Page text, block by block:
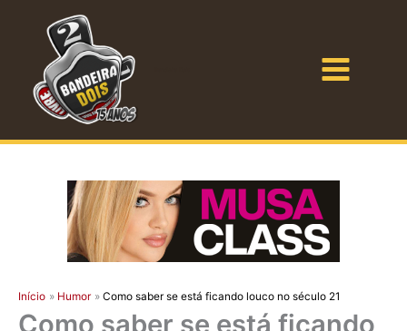
conteúdo
Início Humor Como saber se está ficando louco no século 21
Como saber se está ficando